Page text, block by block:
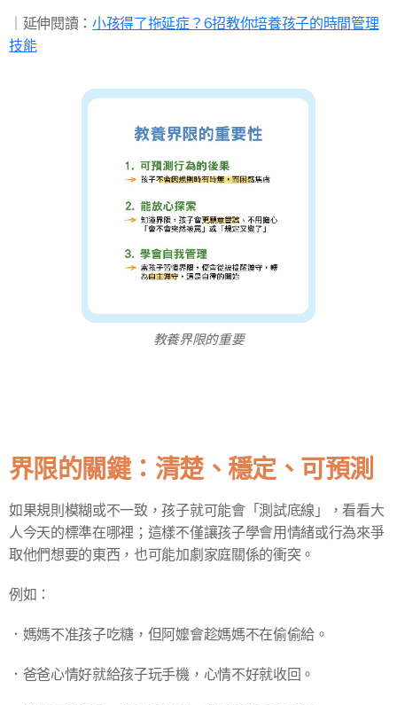
｜延伸閱讀：小孩得了拖延症？6招教你培養孩子的時間管理
技能
教養界限的重要
界限的關鍵：清楚、穩定、可預測
如果規則模糊或不一致，孩子就可能會「測試底線」，看看大
人今天的標準在哪裡；這樣不僅讓孩子學會用情緒或行為來爭
取他們想要的東西，也可能加劇家庭關係的衝突。
例如：
．媽媽不准孩子吃糖，但阿嬤會趁媽媽不在偷偷給。
．爸爸心情好就給孩子玩手機，心情不好就收回。